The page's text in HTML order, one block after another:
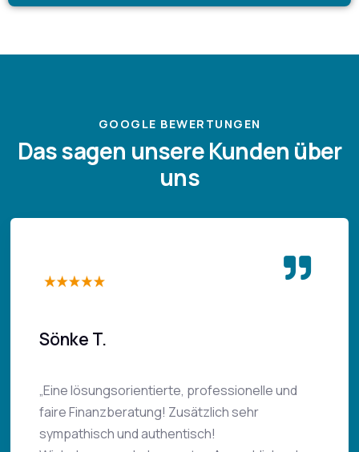
GOOGLE BEWERTUNGEN
Das sagen unsere Kunden über
uns
Sönke T.
„Eine lösungsorientierte, professionelle und
faire Finanzberatung! Zusätzlich sehr
sympathisch und authentisch!